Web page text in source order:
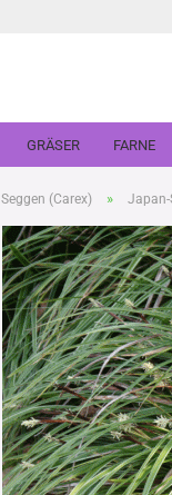
GRÄSER FARNE
Seggen (Carex) » Japan-